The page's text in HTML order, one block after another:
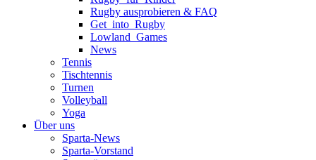
Rugby ausprobieren & FAQ
Get_into_Rugby
Lowland_Games
News
Tennis
Tischtennis
Turnen
Volleyball
Yoga
Über uns
Sparta-News
Sparta-Vorstand